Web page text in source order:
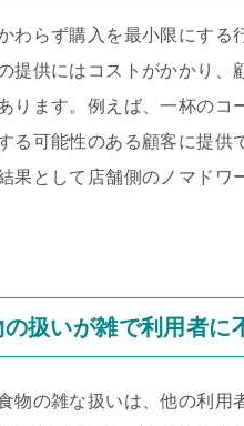
わらず購入を最小限にす
提供にはコストがかかり、
ります。例えば、一杯のコ
る可能性のある顧客に提供
果として店舗側のノマドワ
扱いが雑で利用者に
物の雑な扱いは、他の利用